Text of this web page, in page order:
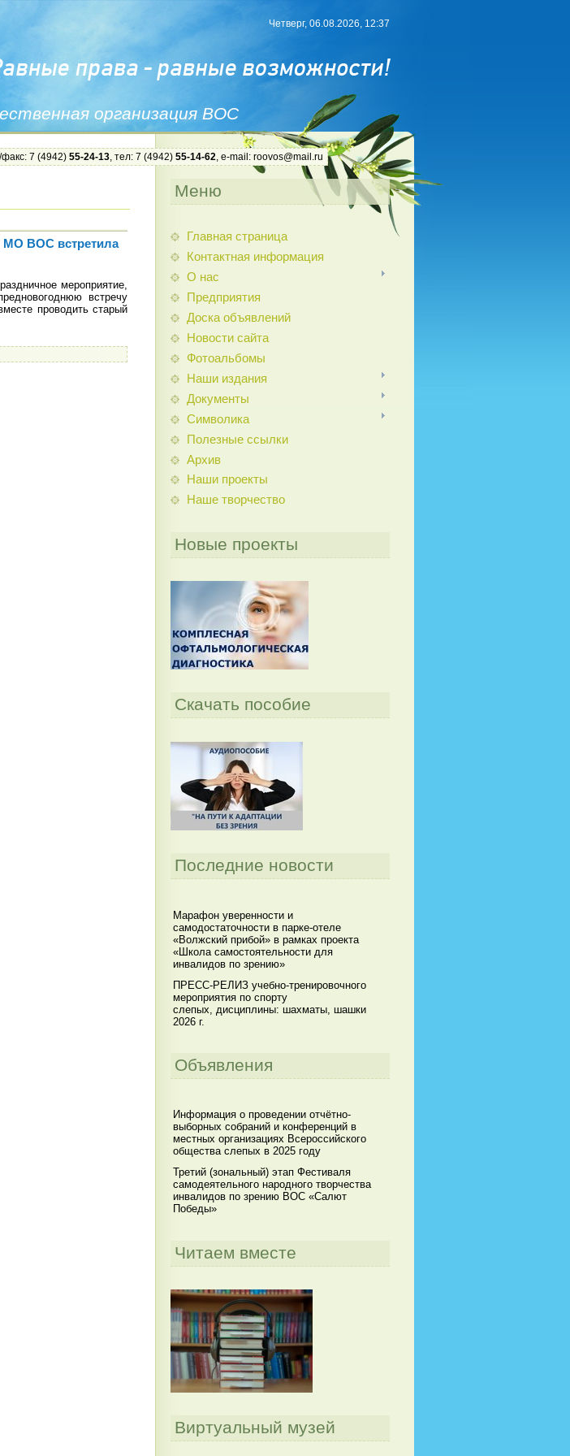
организация ВОС
Четверг, 06.08.2026, 12:37
факс: 7 (4942) 55-24-13, тел: 7 (4942) 55-14-62, e-mail: roovos@mail.ru
МО ВОС встретила
мероприятие,
встречу
проводить старый
Меню
Главная страница
Контактная информация
О нас
Предприятия
Доска объявлений
Новости сайта
Фотоальбомы
Наши издания
Документы
Символика
Полезные ссылки
Архив
Наши проекты
Наше творчество
Новые проекты
Скачать пособие
Последние новости
Марафон уверенности и
самодостаточности в парке-отеле
«Волжский прибой» в рамках проекта
«Школа самостоятельности для
инвалидов по зрению»
ПРЕСС-РЕЛИЗ учебно-тренировочного
мероприятия по спорту
слепых, дисциплины: шахматы, шашки
2026 г.
Объявления
Информация о проведении отчётно-
выборных собраний и конференций в
местных организациях Всероссийского
общества слепых в 2025 году
Третий (зональный) этап Фестиваля
самодеятельного народного творчества
инвалидов по зрению ВОС «Салют
Победы»
Читаем вместе
Виртуальный музей